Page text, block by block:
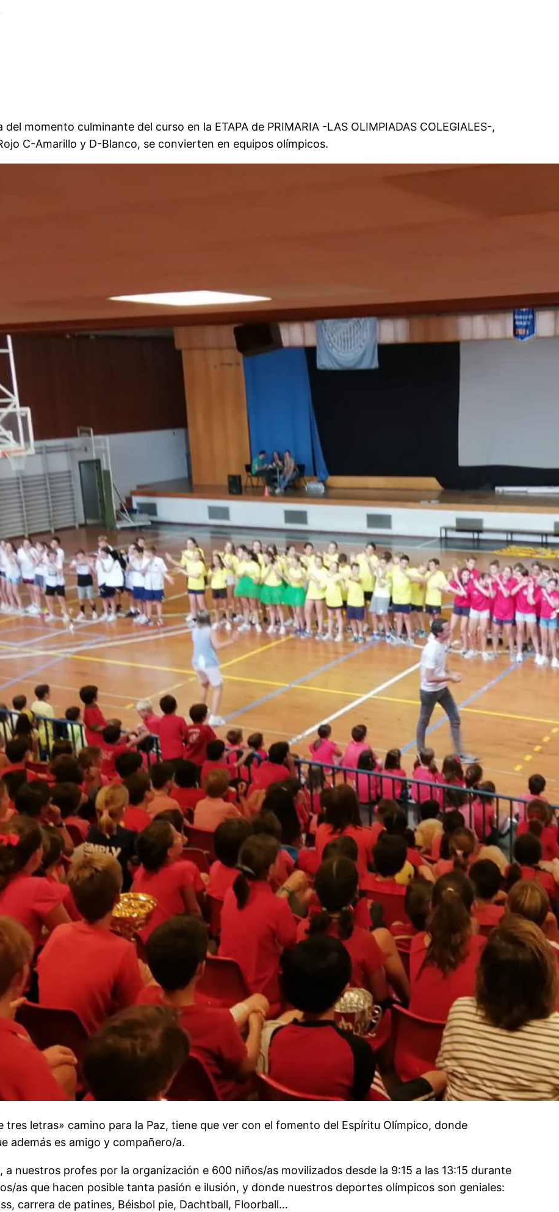
momento culminante del curso en la ETAPA de PRIMARIA -LAS OLIMPIADAS COLEGIALES-,
C-Amarillo y D-Blanco, se convierten en equipos olímpicos.
tres letras» camino para la Paz, tiene que ver con el fomento del Espíritu Olímpico, donde
además es amigo y compañero/a.
a nuestros profes por la organización e 600 niños/as movilizados desde la 9:15 a las 13:15 durante
as que hacen posible tanta pasión e ilusión, y donde nuestros deportes olímpicos son geniales:
carrera de patines, Béisbol pie, Dachtball, Floorball…